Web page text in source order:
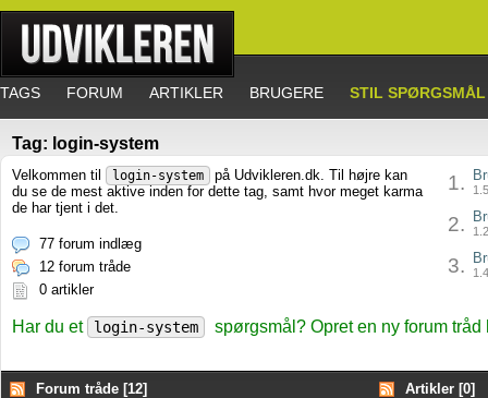
TAGS FORUM ARTIKLER BRUGERE STIL SPØRGSMÅL
Tag: login-system
Velkommen til login-system
på Udvikleren.dk. Til højre kan
du se de mest aktive inden for dette tag, samt hvor meget karma
de har tjent i det.
77 forum indlæg
12 forum tråde
0 artikler
1.
2.
3.
Har du et login-system spørgsmål? Opret en ny forum tråd
Forum tråde [12] Artikler [0]